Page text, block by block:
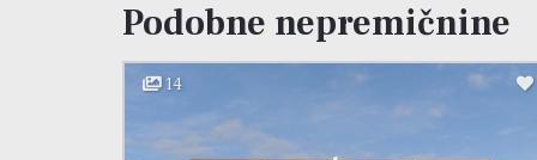
Podobne nepremičnine
14